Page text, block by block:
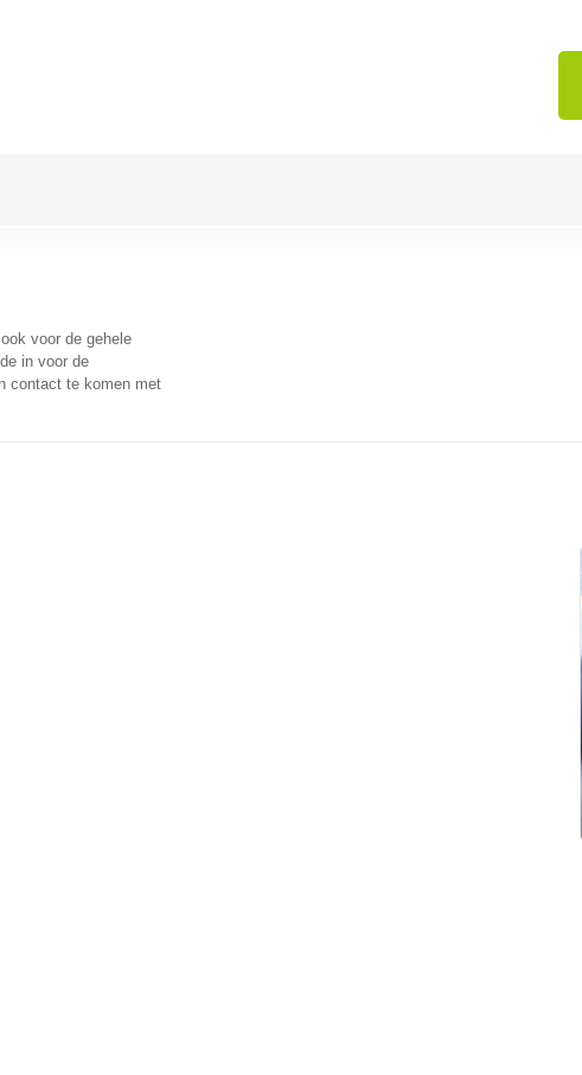
voor de gehele
in voor de
contact te komen met